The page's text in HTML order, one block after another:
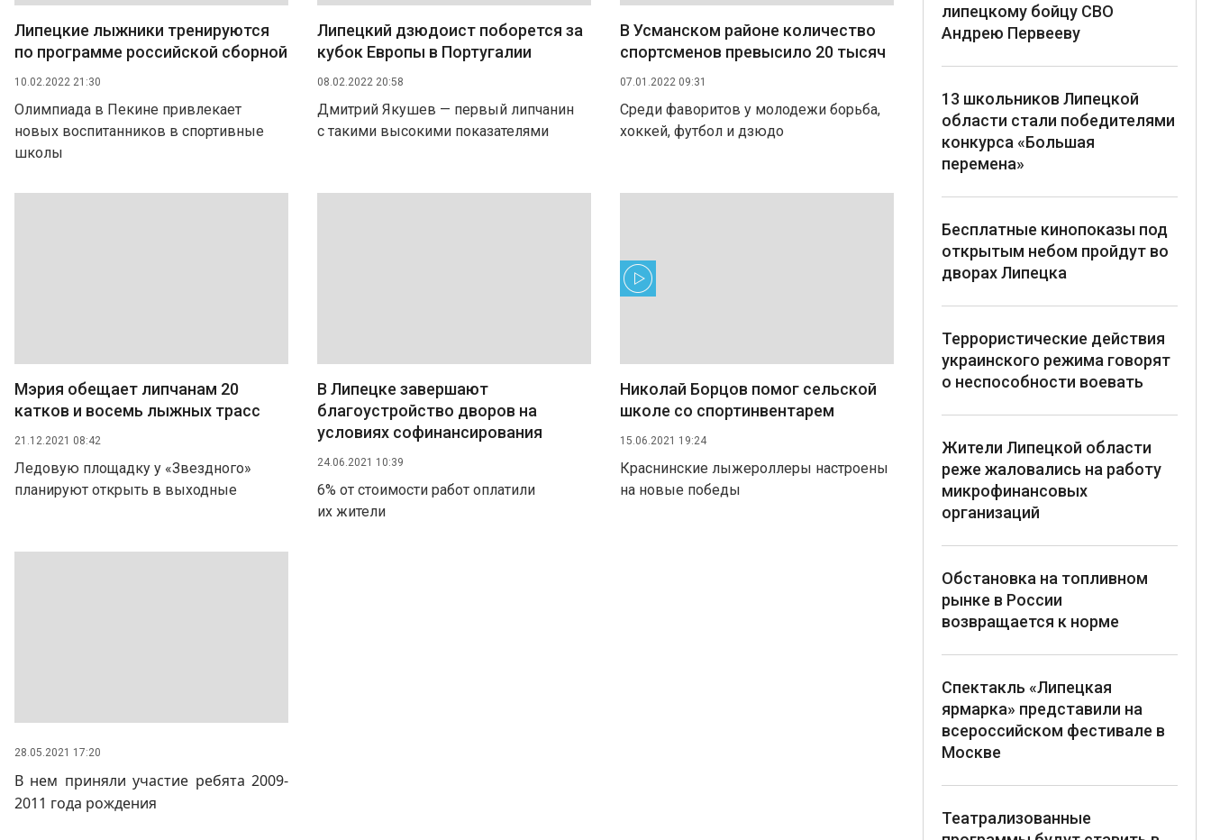
Липецкие лыжники тренируются
по программе российской сборной
10.02.2022 21:30
Олимпиада в Пекине привлекает
новых воспитанников в спортивные
школы
Липецкий дзюдоист поборется за
кубок Европы в Португалии
08.02.2022 20:58
Дмитрий Якушев — первый липчанин
с такими высокими показателями
В Усманском районе количество
спортсменов превысило 20 тысяч
07.01.2022 09:31
Среди фаворитов у молодежи борьба,
хоккей, футбол и дзюдо
Мэрия обещает липчанам 20
катков и восемь лыжных трасс
21.12.2021 08:42
Ледовую площадку у «Звездного»
планируют открыть в выходные
В Липецке завершают
благоустройство дворов на
условиях софинансирования
24.06.2021 10:39
6% от стоимости работ оплатили
их жители
Николай Борцов помог сельской
школе со спортинвентарем
15.06.2021 19:24
Краснинские лыжероллеры настроены
на новые победы
28.05.2021 17:20
В нем приняли участие ребята 2009-
2011 года рождения
липецкому бойцу СВО
Андрею Первееву
13 школьников Липецкой
области стали победителями
конкурса «Большая
перемена»
Бесплатные кинопоказы под
открытым небом пройдут во
дворах Липецка
Террористические действия
украинского режима говорят
о неспособности воевать
Жители Липецкой области
реже жаловались на работу
микрофинансовых
организаций
Обстановка на топливном
рынке в России
возвращается к норме
Спектакль «Липецкая
ярмарка» представили на
всероссийском фестивале в
Москве
Театрализованные